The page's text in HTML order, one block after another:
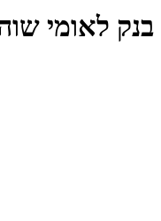
בנק לאומי